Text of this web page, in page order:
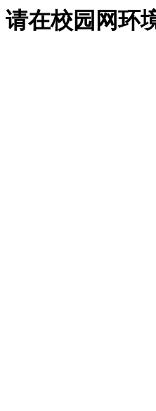
请在校园网环